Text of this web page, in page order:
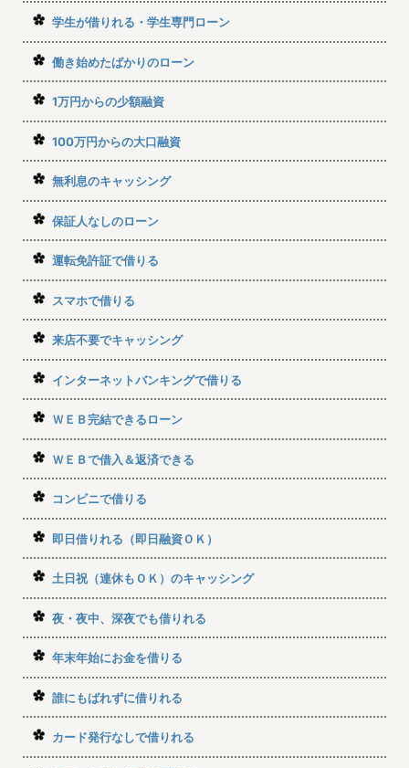
学生が借りれる・学生専門ローン
働き始めたばかりのローン
1万円からの少額融資
100万円からの大口融資
無利息のキャッシング
保証人なしのローン
運転免許証で借りる
スマホで借りる
来店不要でキャッシング
インターネットバンキングで借りる
ＷＥＢ完結できるローン
ＷＥＢで借入＆返済できる
コンビニで借りる
即日借りれる（即日融資ＯＫ）
土日祝（連休もＯＫ）のキャッシング
夜・夜中、深夜でも借りれる
年末年始にお金を借りる
誰にもばれずに借りれる
カード発行なしで借りれる